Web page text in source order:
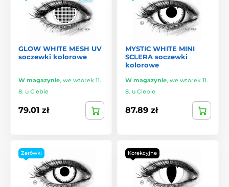
GLOW WHITE MESH UV
soczewki kolorowe
W magazynie, we wtorek 11.
8. u Ciebie
79.01 zł
MYSTIC WHITE MINI
SCLERA soczewki
kolorowe
W magazynie, we wtorek 11.
8. u Ciebie
87.89 zł
Zerówki Korekcyjne